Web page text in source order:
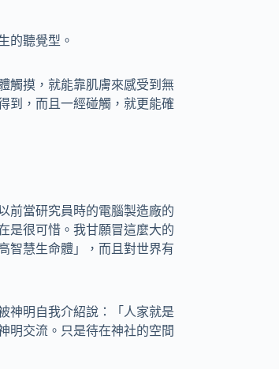
的聽覺型。
觸摸，就能靠肌膚來感受到無
到，而且一經碰觸，就更能確
前當研究員時的電腦製造廠的
是很可惜。我甘願冒這麼大的
智慧生命體」，而且對世界有
神明自我介紹說：「人家就是
明交流。只是待在神社的空間